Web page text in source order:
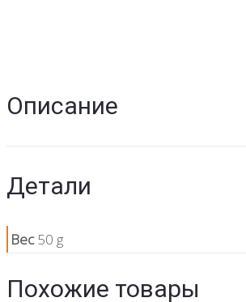
Описание
Детали
Вес 50 g
Похожие товары